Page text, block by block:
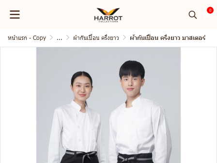
0
หน้าแรก - Copy ... ผ้ากันเปื้อน ครึ่งยาว ผ้ากันเปื้อน ครึ่งยาว มาสเตอร์